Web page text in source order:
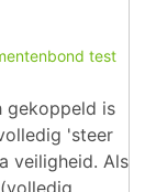
test
gekoppeld is
'steer
veiligheid. Als